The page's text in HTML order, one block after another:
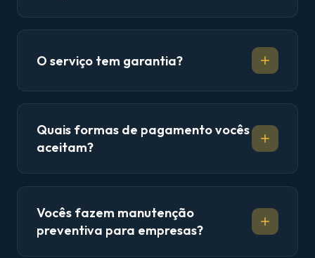
O serviço tem garantia?
Quais formas de pagamento vocês
aceitam?
Vocês fazem manutenção
preventiva para empresas?